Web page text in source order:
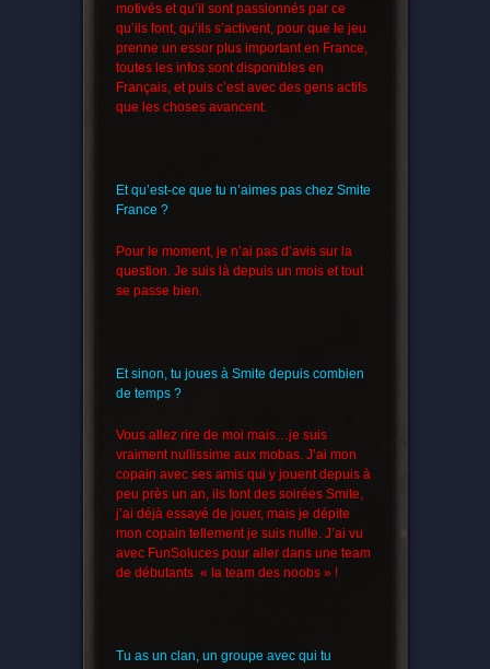
motivés et qu’il sont passionnés par ce
qu’ils font, qu’ils s’activent, pour que le jeu
prenne un essor plus important en France,
toutes les infos sont disponibles en
Français, et puis c’est avec des gens actifs
que les choses avancent.
Et qu’est-ce que tu n’aimes pas chez Smite
France ?
Pour le moment, je n’ai pas d’avis sur la
question. Je suis là depuis un mois et tout
se passe bien.
Et sinon, tu joues à Smite depuis combien
de temps ?
Vous allez rire de moi mais…je suis
vraiment nullissime aux mobas. J’ai mon
copain avec ses amis qui y jouent depuis à
peu près un an, ils font des soirées Smite,
j’ai déjà essayé de jouer, mais je dépite
mon copain tellement je suis nulle. J’ai vu
avec FunSoluces pour aller dans une team
de débutants « la team des noobs » !
Tu as un clan, un groupe avec qui tu